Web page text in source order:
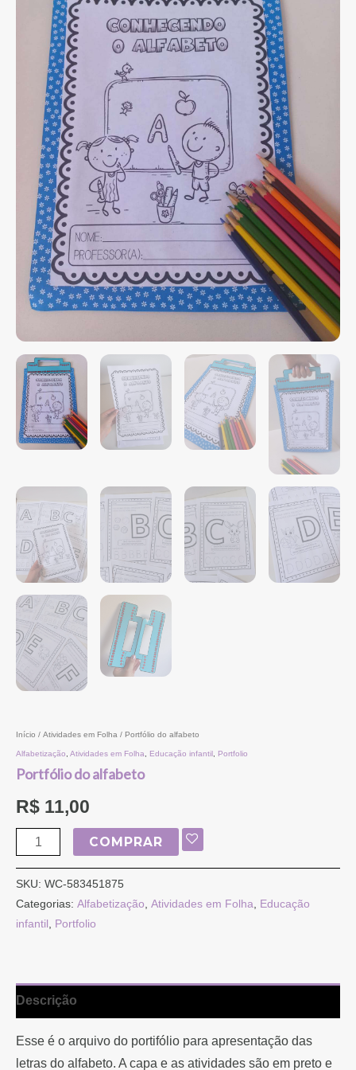
Início / Atividades em Folha / Portfólio do alfabeto
Alfabetização Atividades em Folha Educação infantil Portfolio
Portfólio do alfabeto
R$ 11,00
COMPRAR
SKU: WC-583451875
Categorias: Alfabetização, Atividades em Folha, Educação
infantil, Portfolio
Descrição
Esse é o arquivo do portifólio para apresentação das
letras do alfabeto. A capa e as atividades são em preto e